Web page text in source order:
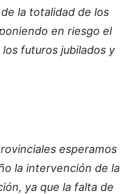
la totalidad de los
en riesgo el
futuros jubilados y
esperamos
la intervención de la
ya que la falta de